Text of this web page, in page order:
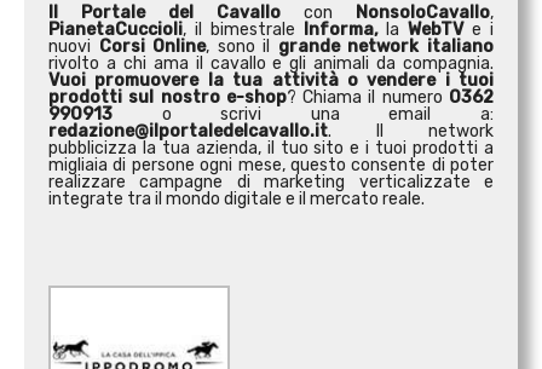
Il Portale del Cavallo con NonsoloCavallo,
PianetaCuccioli, il bimestrale Informa,laWebTVe i
nuovi Corsi Online, sono il grande network italiano
rivolto a chi ama il cavallo e gli animali da compagnia.
Vuoi promuovere la tua attività ovendere i tuoi
prodotti sul nostro e-shop? Chiama il numero 0362
990913 o scrivi una email a:
redazione@ilportaledelcavallo.it. Il network
pubblicizza la tua azienda, il tuo sito e i tuoi prodotti a
migliaia di persone ogni mese, questo consente di poter
realizzare campagne di marketing verticalizzate e
integrate tra il mondo digitale e il mercato reale.